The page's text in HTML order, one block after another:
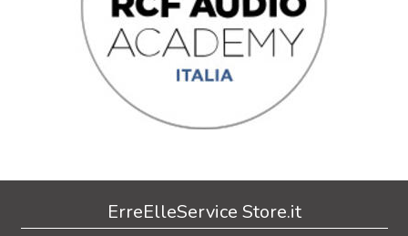
ErreElleService Store.it